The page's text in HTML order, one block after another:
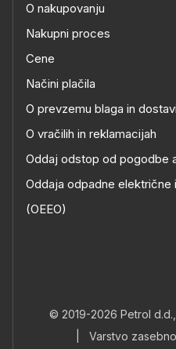
O nakupovanju
Nakupni proces
Cene
Načini plačila
O prevzemu blaga in dostavi
O vračilih in reklamacijah
Oddaj odstop od pogodbe
Oddaja odpadne
(OEEO)
© 2019-2026 Petrol
Varstvo